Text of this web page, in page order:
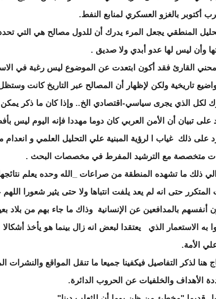
أكتوبر بالغزو العسكري لمنابع النفط.
المنطقي يجعل المرء يدرك أن للدول مصالح هي التي
وأن ليس لها عدو أبدي ولا صديق .
القارئ فقد أكون ابتعدت عن الموضوع ليس رغبة في
تاريخية ولكن لإظهار أن المصالح عبر التاريخ كانت
لكل الذي يجرى سياسي-اقتصادي الخ.. وإذا كان ما ذكر
على تبيان أن الأمن العربي كان دوما مهددا فإنه اليوم ليس
على ذلك غياب ا لرؤية المبنية علي التحليل العلمي و انعدام
متخصصة مع الترشيد المفرط في مخصصات البحث .
ذلك ما تشهده المنطقة من صراعات _الله وحده يعلم
المتكرر حتى انه لم يعد يلفت انتباها ولا حتى يثير شعورا
أنفسهم بالمدافعين عن الإنسانية وذاك ما جاء بهم من بلاد
به الاستعمار الذي يعتقدا لبعض انه زال بينما هو يأخذ
الأمة.
هنا لذكر التفاصيل فيكفينا جميعا ما تنقل المواقع والنشرات
الأهداف والخلفيات عن الحروب الدائرة.